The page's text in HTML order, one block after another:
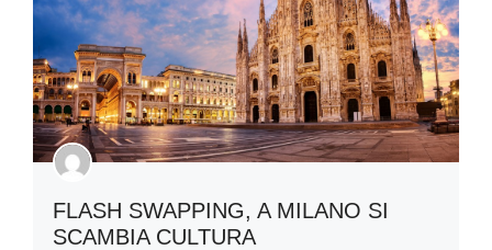
FLASH SWAPPING, A MILANO SI
SCAMBIA CULTURA